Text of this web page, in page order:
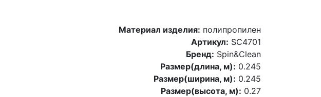
Материал изделия: полипропилен
Артикул: SC4701
Бренд: Spin&Clean
Размер(длина, м): 0.245
Размер(ширина, м): 0.245
Размер(высота, м): 0.27